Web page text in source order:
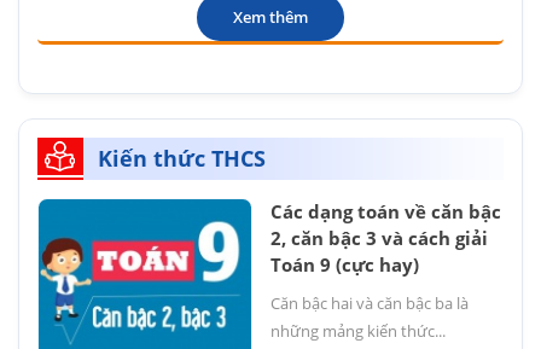
Xem thêm
Kiến thức THCS
Các dạng toán về căn bậc
2, căn bậc 3 và cách giải
Toán 9 (cực hay)
Căn bậc hai và căn bậc ba là
những mảng kiến thức...